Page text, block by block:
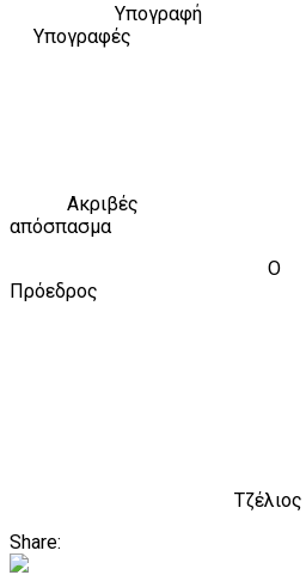
Υπογραφή
Υπογραφές
Ακριβές
απόσπασμα
Ο
Πρόεδρος
Τζέλιος
Share: